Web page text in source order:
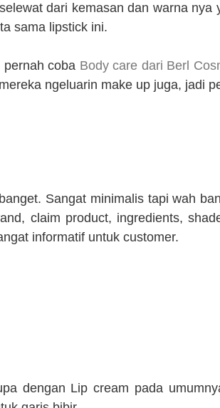
dari kemasan dan warna
sama lipstick ini.
pernah coba Body care dari Berl
ngeluarin make up juga, jadi
Sangat minimalis tapi wah
claim product, ingredients,
informatif untuk customer.
dengan Lip cream pada